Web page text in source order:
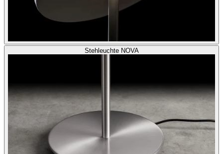
Stehleuchte NOVA